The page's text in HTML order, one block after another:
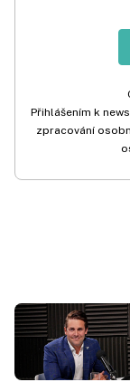
Přihlášením k
zpracování